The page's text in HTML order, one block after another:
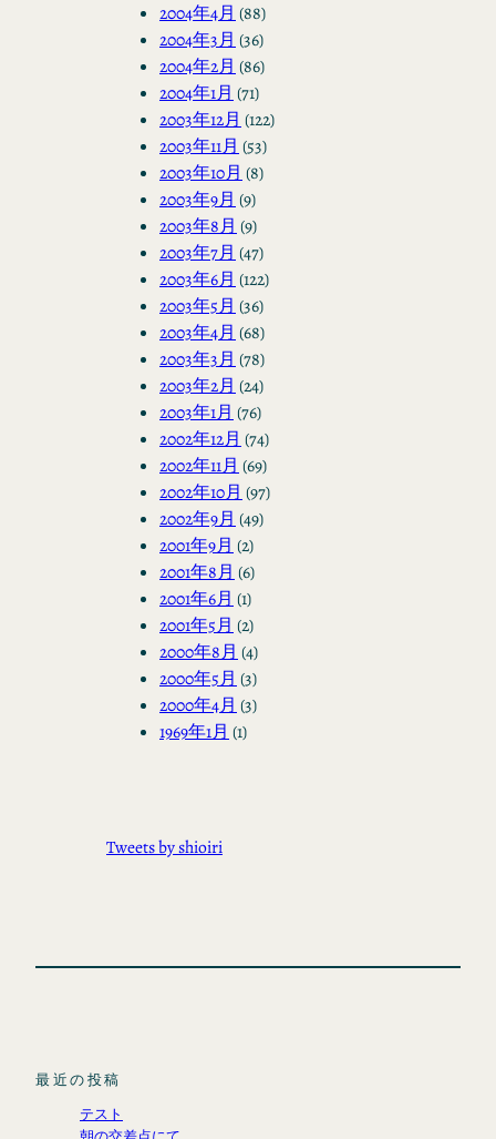
2004年4月 (88)
2004年3月 (36)
2004年2月 (86)
2004年1月 (71)
2003年12月 (122)
2003年11月 (53)
2003年10月 (8)
2003年9月 (9)
2003年8月 (9)
2003年7月 (47)
2003年6月 (122)
2003年5月 (36)
2003年4月 (68)
2003年3月 (78)
2003年2月 (24)
2003年1月 (76)
2002年12月 (74)
2002年11月 (69)
2002年10月 (97)
2002年9月 (49)
2001年9月 (2)
2001年8月 (6)
2001年6月 (1)
2001年5月 (2)
2000年8月 (4)
2000年5月 (3)
2000年4月 (3)
1969年1月 (1)
Tweets by shioiri
最近の投稿
テスト